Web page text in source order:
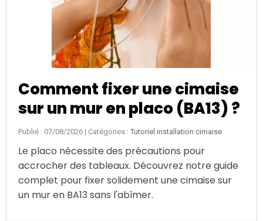
Comment fixer une cimaise
sur un mur en placo (BA13) ?
Publié : 07/08/2026 | Catégories : Tutoriel installation cimaise
Le placo nécessite des précautions pour
accrocher des tableaux. Découvrez notre guide
complet pour fixer solidement une cimaise sur
un mur en BA13 sans l'abîmer.